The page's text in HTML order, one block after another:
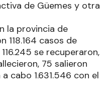
de Güemes y otra
la provincia de
118.164 casos de
se recuperaron,
75 salieron
cabo 1.631.546 con el